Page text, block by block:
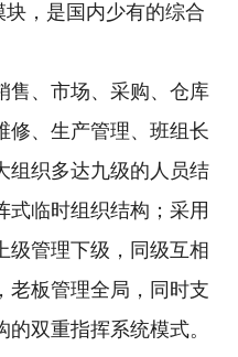
，是国内少有的综合
售、市场、采购、仓库
修、生产管理、班组长
组织多达九级的人员结
式临时组织结构；采用
级管理下级，同级互相
老板管理全局，同时支
双重指挥系统模式。